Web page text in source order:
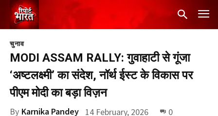
चुनाव
MODI ASSAM RALLY: गुवाहाटी से गूंजा
‘अष्टलक्ष्मी’ का संदेश, नॉर्थ ईस्ट के विकास पर
पीएम मोदी का बड़ा विज़न
By Karnika Pandey 14 February, 2026 0